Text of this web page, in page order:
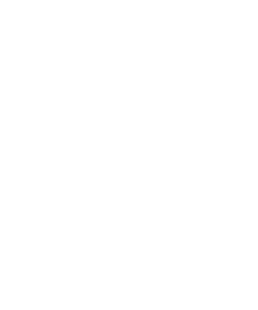
Ya el domingo hay
Campestre, a unos
a las 14.00 horas
20.00 hora canaria,